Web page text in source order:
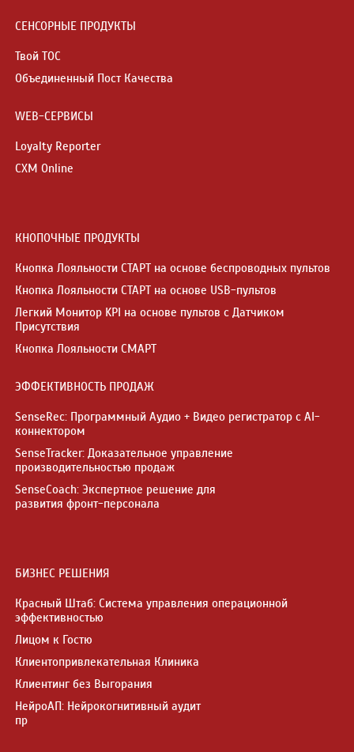
СЕНСОРНЫЕ ПРОДУКТЫ
Твой ТОС
Объединенный Пост Качества
WEB-СЕРВИСЫ
Loyalty Reporter
CXM Online
КНОПОЧНЫЕ ПРОДУКТЫ
Кнопка Лояльности СТАРТ на основе беспроводных пультов
Кнопка Лояльности СТАРТ на основе USB-пультов
Легкий Монитор KPI на основе пультов с Датчиком
Присутствия
Кнопка Лояльности СМАРТ
ЭФФЕКТИВНОСТЬ ПРОДАЖ
SenseRec: Программный Аудио + Видео регистратор с AI-
коннектором
SenseTracker: Доказательное управление
производительностью продаж
SenseCoach: Экспертное решение для
развития фронт-персонала
БИЗНЕС РЕШЕНИЯ
Красный Штаб: Система управления операционной
эффективностью
Лицом к Гостю
Клиентопривлекательная Клиника
Клиентинг без Выгорания
НейроАП: Нейрокогнитивный аудит
пр